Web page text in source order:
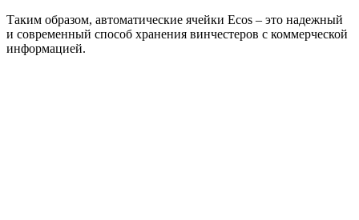
Таким образом, автоматические ячейки Ecos – это надежный
и современный способ хранения винчестеров с коммерческой
информацией.